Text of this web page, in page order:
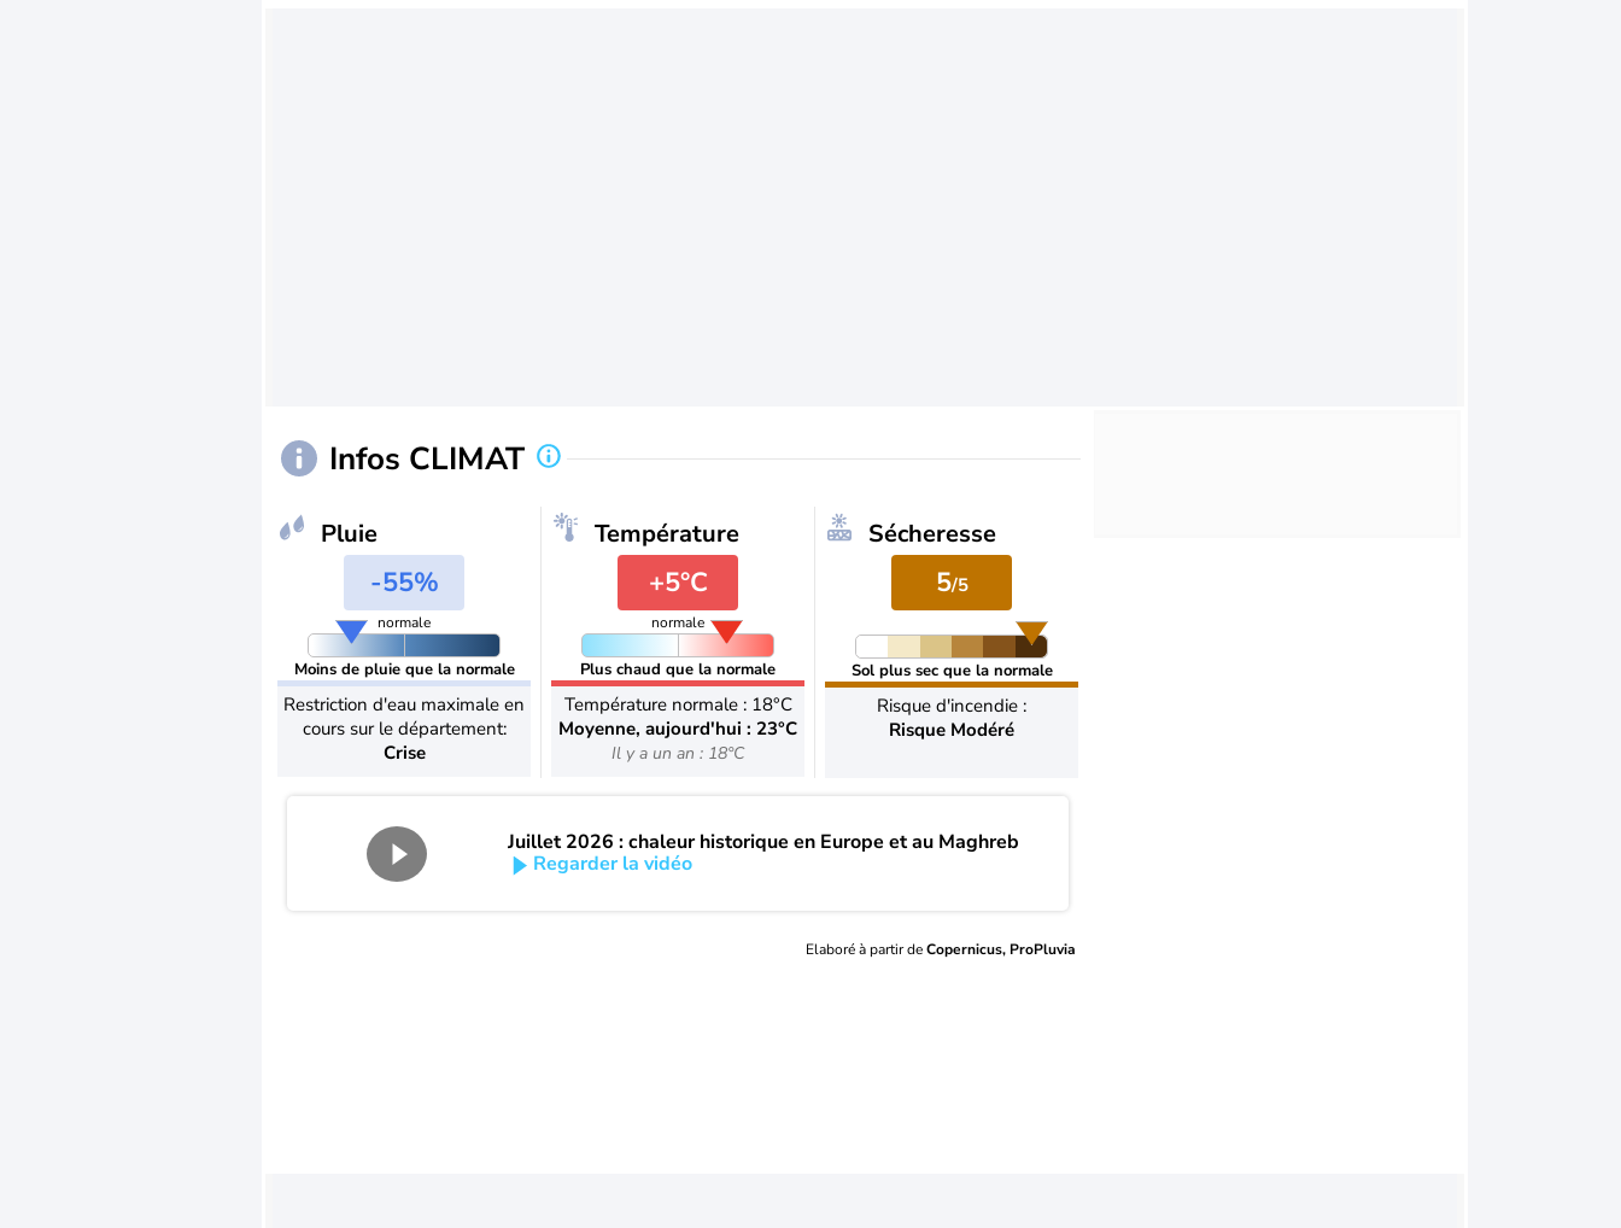
Infos CLIMAT
Pluie
-55%
normale
Moins de pluie que la normale
Restriction d'eau maximale en
cours sur le département:
Crise
Température
+5°C
normale
Plus chaud que la normale
Température normale : 18°C
Moyenne, aujourd'hui : 23°C
Il y a un an : 18°C
Sécheresse
5/5
Sol plus sec que la normale
Risque d'incendie :
Risque Modéré
Juillet 2026 : chaleur historique en Europe et au Maghreb
Regarder la vidéo
Elaboré à partir deCopernicus, ProPluvia